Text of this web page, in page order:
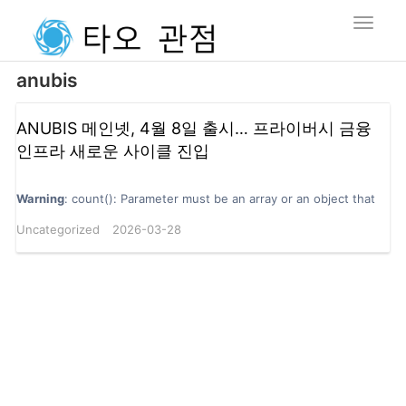
anubis
ANUBIS 메인넷, 4월 8일 출시… 프라이버시 금융
인프라 새로운 사이클 진입
Warning: count(): Parameter must be an array or an object that
/www/wwwroot/cointelegrath.com/wp-includes/formatting.php
on line3388
Uncategorized 2026-03-28